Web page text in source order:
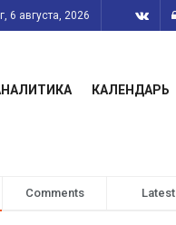
6 августа, 2026
КАЛЕНДАРЬ
Comments Latest